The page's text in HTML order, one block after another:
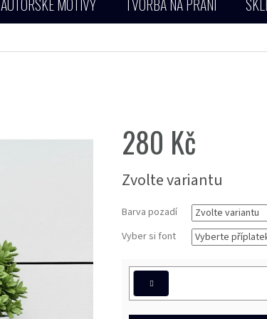
AUTORSKÉ MOTIVY TVORBA NA PŘÁNÍ
280 Kč
cena:
Zvolte variantu
Barva pozadí
Vyber si font